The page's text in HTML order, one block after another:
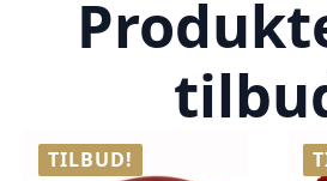
TILBUD!